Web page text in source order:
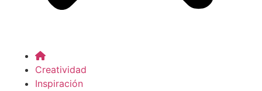
Creatividad
Inspiración